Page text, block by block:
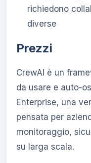
richiedono
diverse
Prezzi
CrewAI è un
da usare e auto-
Enterprise, una
pensata per
monitoraggio,
su larga scala.